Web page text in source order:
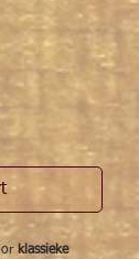
klassieke